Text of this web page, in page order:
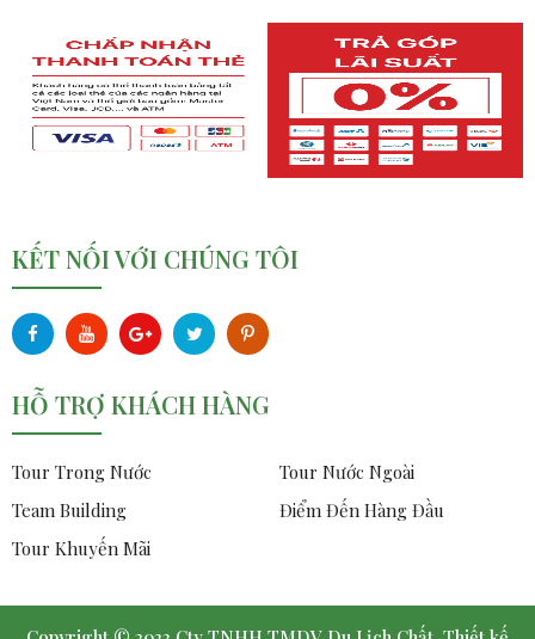
KẾT NỐI VỚI CHÚNG TÔI
HỖ TRỢ KHÁCH HÀNG
Tour Trong Nước
Tour Nước Ngoài
Team Building
Điểm Đến Hàng Đầu
Tour Khuyến Mãi